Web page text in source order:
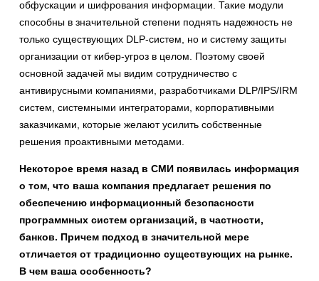
обфускации и шифрования информации. Такие модули
способны в значительной степени поднять надежность не
только существующих DLP-систем, но и систему защиты
организации от кибер-угроз в целом. Поэтому своей
основной задачей мы видим сотрудничество с
антивирусными компаниями, разработчиками DLP/IPS/IRM
систем, системными интеграторами, корпоративными
заказчиками, которые желают усилить собственные
решения проактивными методами.
Некоторое время назад в СМИ появилась информация
о том, что ваша компания предлагает решения по
обеспечению информационный безопасности
программных систем организаций, в частности,
банков. Причем подход в значительной мере
отличается от традиционно существующих на рынке.
В чем ваша особенность?